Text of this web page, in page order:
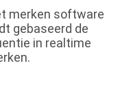
merken software
gebaseerd de
in realtime